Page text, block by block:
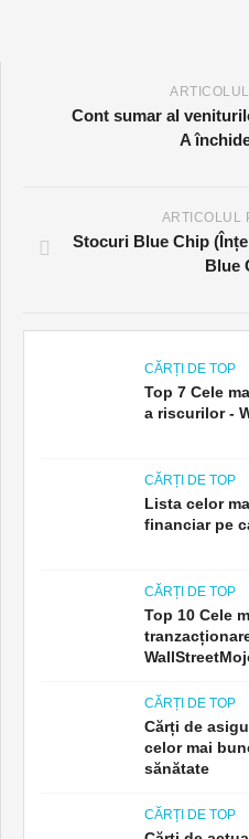
Cont sumar al
A
ARTICOLUL
Stocuri Blue Chip
Blue
CĂRȚI DE TOP
Top 7 Cele
a riscurilor -
CĂRȚI DE TOP
Lista celor
financiar pe
CĂRȚI DE TOP
Top 10 Cele
CĂRȚI DE TOP
Cărți de
celor mai
sănătate
CĂRȚI DE TOP